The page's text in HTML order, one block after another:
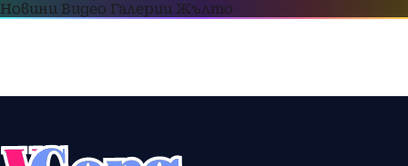
Новини Видео Галерии Жълто